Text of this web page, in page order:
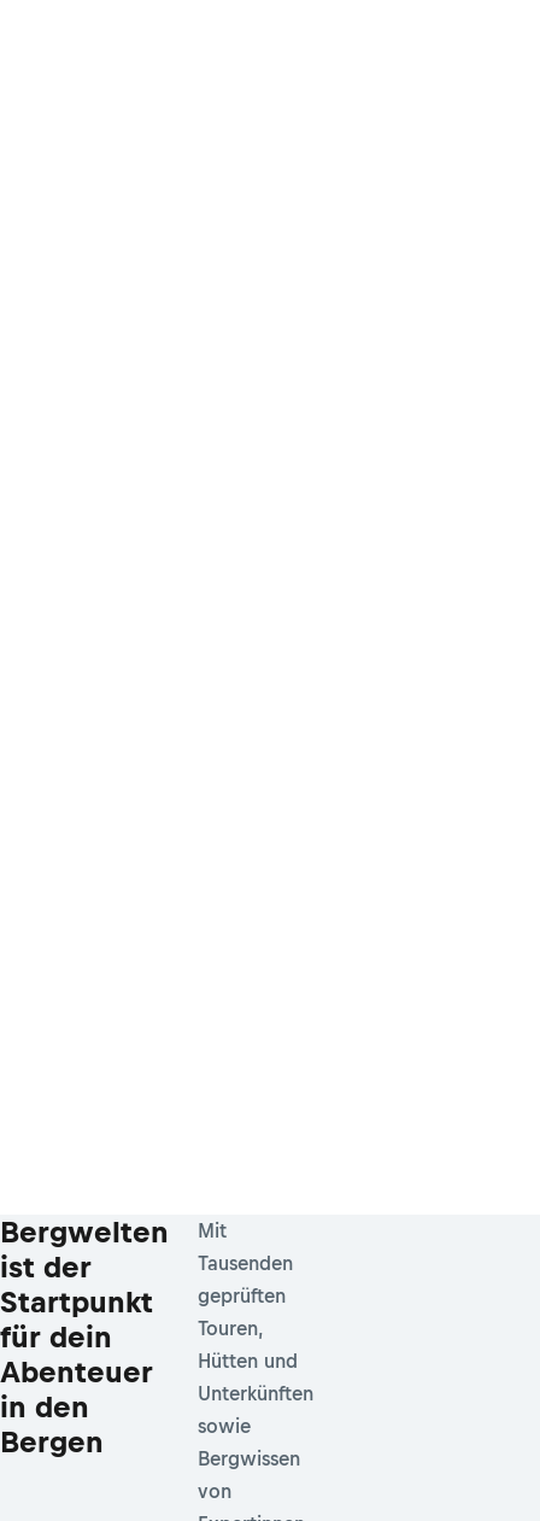
Bergwelten
ist der
Startpunkt
für dein
Abenteuer
in den
Bergen
Mit
Tausenden
geprüften
Touren,
Hütten und
Unterkünften
sowie
Bergwissen
von